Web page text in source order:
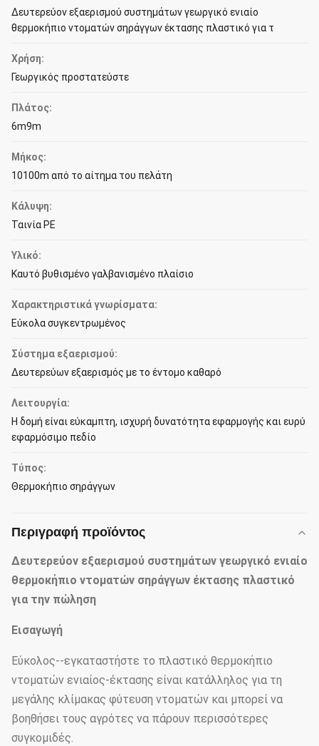
Δευτερεύον εξαερισμού συστημάτων γεωργικό ενιαίο
θερμοκήπιο ντοματών σηράγγων έκτασης πλαστικό για τ
Χρήση:
Γεωργικός προστατεύστε
Πλάτος:
6m9m
Μήκος:
10100m από το αίτημα του πελάτη
Κάλυψη:
Ταινία PE
Υλικό:
Καυτό βυθισμένο γαλβανισμένο πλαίσιο
Χαρακτηριστικά γνωρίσματα:
Εύκολα συγκεντρωμένος
Σύστημα εξαερισμού:
Δευτερεύων εξαερισμός με το έντομο καθαρό
Λειτουργία:
Η δομή είναι εύκαμπτη, ισχυρή δυνατότητα εφαρμογής και ευρύ
εφαρμόσιμο πεδίο
Τύπος:
Θερμοκήπιο σηράγγων
Περιγραφή προϊόντος
Δευτερεύον εξαερισμού συστημάτων γεωργικό ενιαίο
θερμοκήπιο ντοματών σηράγγων έκτασης πλαστικό
για την πώληση
Εισαγωγή
Εύκολος--εγκαταστήστε το πλαστικό θερμοκήπιο
ντοματών ενιαίος-έκτασης είναι κατάλληλος για τη
μεγάλης κλίμακας φύτευση ντοματών και μπορεί να
βοηθήσει τους αγρότες να πάρουν περισσότερες
συγκομιδές.